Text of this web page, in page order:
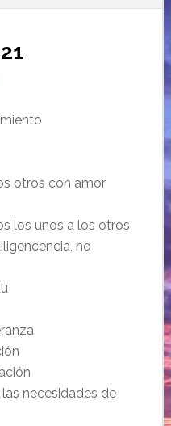
otros con amor
los unos a los otros
no
necesidades de